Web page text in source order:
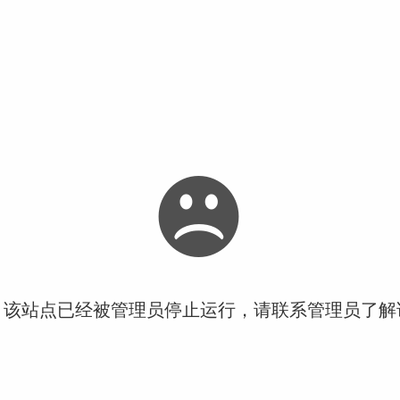
站点已经被管理员停止运行，请联系管理员了